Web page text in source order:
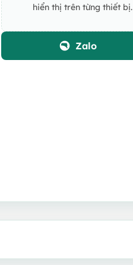
hiển thị trên từng thiết bị.
Zalo